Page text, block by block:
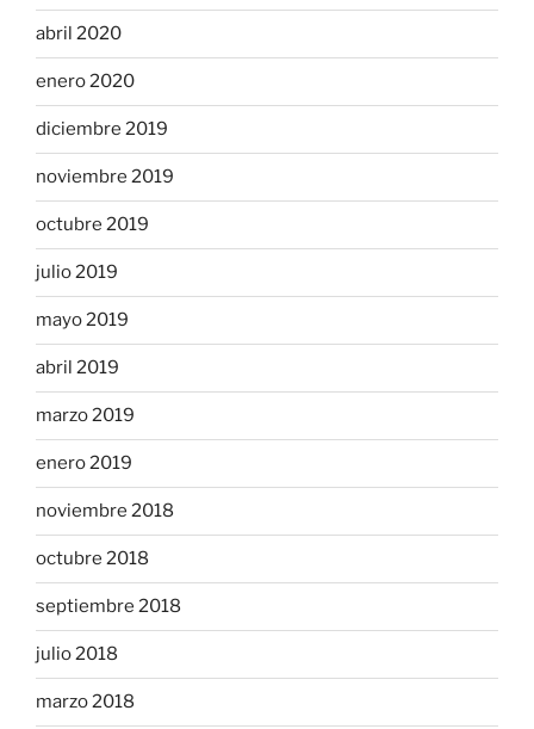
abril 2020
enero 2020
diciembre 2019
noviembre 2019
octubre 2019
julio 2019
mayo 2019
abril 2019
marzo 2019
enero 2019
noviembre 2018
octubre 2018
septiembre 2018
julio 2018
marzo 2018